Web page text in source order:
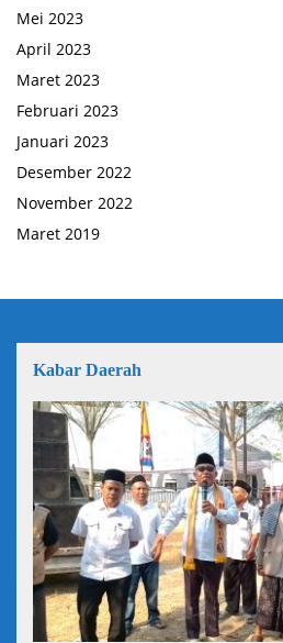
Mei 2023
April 2023
Maret 2023
Februari 2023
Januari 2023
Desember 2022
November 2022
Maret 2019
Kabar Daerah